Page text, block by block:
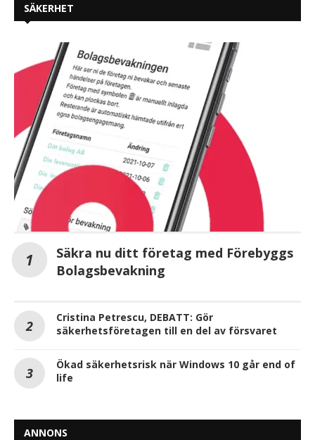
SÄKERHET
Säkra nu ditt företag med Förebyggs
Bolagsbevakning
Cristina Petrescu, DEBATT: Gör
säkerhetsföretagen till en del av försvaret
Ökad säkerhetsrisk när Windows 10 går end of
life
ANNONS